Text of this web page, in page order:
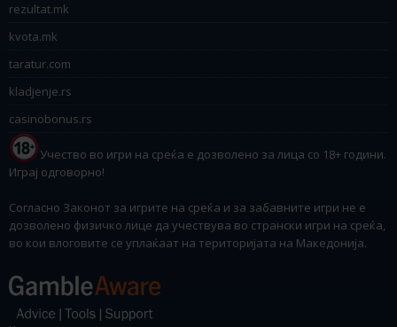
rezultat.mk
kvota.mk
taratur.com
kladjenje.rs
casinobonus.rs
Учество во игри на среќа е дозволено за лица со 18+ години.
Играј одговорно!
Согласно Законот за игрите на среќа и за забавните игри не е
дозволено физичко лице да учествува во странски игри на среќа,
во кои влоговите се уплаќаат на територијата на Македонија.